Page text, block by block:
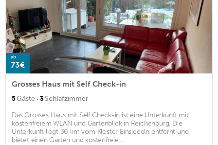
ab
73€
Grosses Haus mit Self Check-in
5Gäste · 3Schlafzimmer
Das Grosses Haus mit Self Check-in ist eine Unterkunft mit
kostenfreiem WLAN und Gartenblick in Reichenburg. Die
Unterkunft liegt 30 km vom Kloster Einsiedeln entfernt und
bietet einen Garten und kostenfreie ...